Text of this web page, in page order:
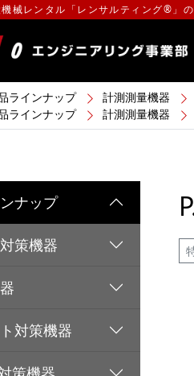
械レンタル「レンサルティング®」
ラインナップ 計測測量機器
ラインナップ 計測測量機器
ナップ
策機器
対策機器